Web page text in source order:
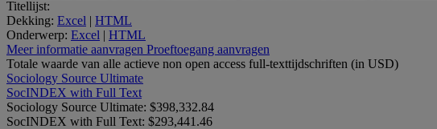
Titellijst:
Dekking: Excel | HTML
Onderwerp: Excel | HTML
Meer informatie aanvragen Proeftoegang aanvragen
Totale waarde van alle actieve non open access ​full-texttijdschriften (in USD)
Sociology Source Ultimate
SocINDEX with Full Text
Sociology Source Ultimate: $398,332.84
SocINDEX with Full Text: $293,441.46